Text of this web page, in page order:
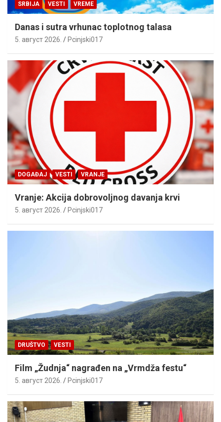
SRBIJA VESTI VREME
Danas i sutra vrhunac toplotnog talasa
5. август 2026. Pcinjski017
DOGAĐAJ VESTI VRANJE
Vranje: Akcija dobrovoljnog davanja krvi
5. август 2026. Pcinjski017
DRUŠTVO VESTI
Film „Žudnja“ nagrađen na „Vrmdža festu“
5. август 2026. Pcinjski017